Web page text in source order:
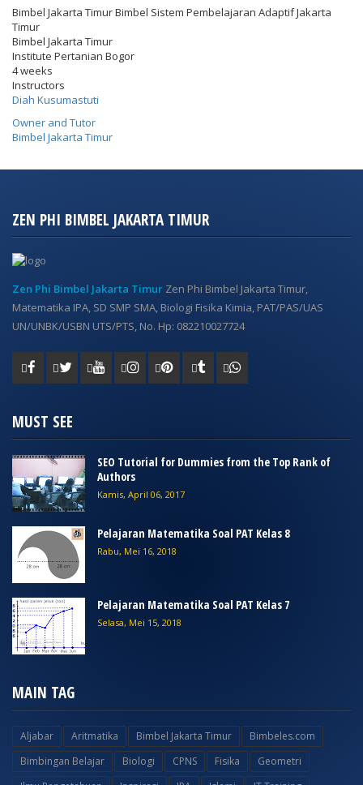
Bimbel Jakarta Timur Bimbel Sistem Pembelajaran Adaptif Jakarta
Timur
Bimbel Jakarta Timur
Institute Pertanian Bogor
4 weeks
Instructors
Diah Kusumastuti
Owner and Tutor
Bimbel Jakarta Timur
ZEN PHI BIMBEL JAKARTA TIMUR
Zen Phi Bimbel Jakarta Timur Zen Phi Bimbel Jakarta Timur,
Matematika IPA, SD SMP SMA, Biologi Fisika Kimia, PAT/PAS/UAS
UN/UNBK/USBN UTS/PTS, No. Hp: 082210027724
MUST SEE
SEO Tutorial for Dummies from the Top Rank of
Authors
Kamis, April 06, 2017
Pelajaran Matematika Soal PAT Kelas 8
Rabu, Mei 16, 2018
Pelajaran Matematika Soal PAT Kelas 7
Selasa, Mei 15, 2018
MAIN TAG
Aljabar Aritmatika Bimbel Jakarta Timur
Bimbeles.com
Bimbingan Belajar
Biologi CPNS Fisika
Geometri